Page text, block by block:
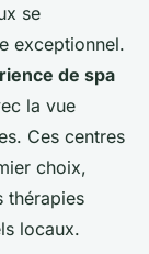
se
exceptionnel.
de spa
la vue
Ces centres
choix,
thérapies
locaux.